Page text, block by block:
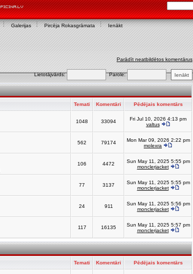
Galerijas Pircēja Rokasgrāmata Ienākt
Parādīt neatbildētos komentārus
Lietotājvārds: Parole:
Temati Komentāri Pēdējais komentārs
1048 33094
Fri Jul 10, 2026 4:13 pm
valtus
562 79174
Mon Mar 09, 2026 2:22 pm
molexra
106 4472
Sun May 11, 2025 5:55 pm
monclerjacket
77 3137
Sun May 11, 2025 5:55 pm
monclerjacket
24 911
Sun May 11, 2025 5:56 pm
monclerjacket
117 16135
Sun May 11, 2025 5:57 pm
monclerjacket
Temati Komentāri Pēdējais komentārs